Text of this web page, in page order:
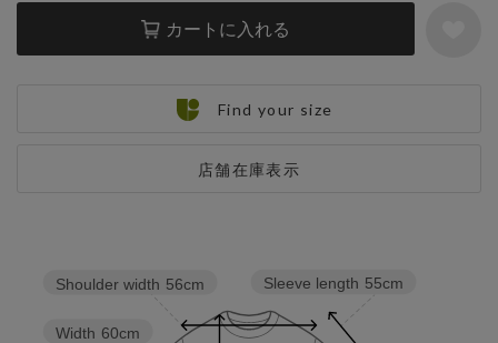
カートに入れる
店舗在庫表示
Find your size
Sleeve length 55cm
Width 60cm
Shoulder width 56cm